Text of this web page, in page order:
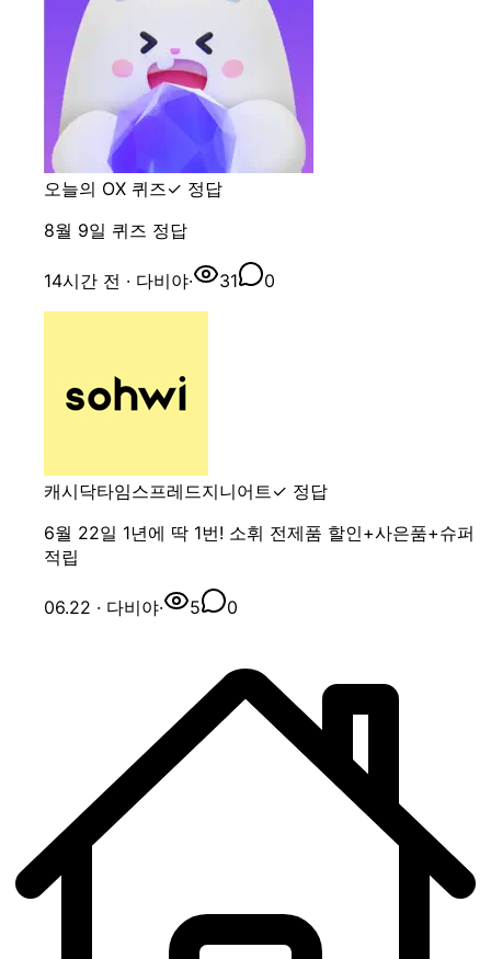
오늘의 OX 퀴즈✓ 정답
8월 9일 퀴즈 정답
14시간 전 · 다비야· 31 0
캐시닥타임스프레드지니어트✓ 정답
6월 22일 1년에 딱 1번! 소휘 전제품 할인+사은품+슈퍼
적립
06.22 · 다비야· 5 0